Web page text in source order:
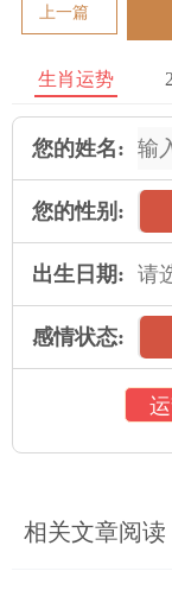
们如果有孩子，孩
来的发展会顺利的
2025年运势
属鼠人2025年全年运势
属虎人2025年全年运势
属龙人2025年全年运势
属马人2025年全年运势
属猴人2025年全年运势
本文： 72年属鼠人48
上一篇
生肖运势
您的姓名:
您的性别:
出生日期:
感情状态:
相关文章阅读